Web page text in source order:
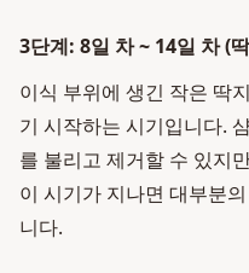
3단계: 8일 차 ~ 14일 차 (
이식 부위에 생긴 작은 딱
기 시작하는 시기입니다.
를 불리고 제거할 수 있지
이 시기가 지나면 대부분
니다.